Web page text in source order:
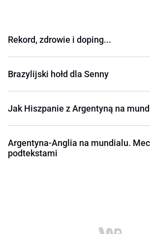
Rekord, zdrowie i doping...
Brazylijski hołd dla Senny
Jak Hiszpanie z Argentyną na
Argentyna-Anglia na mundialu.
podtekstami